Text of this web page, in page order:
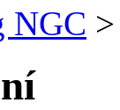
NGC >